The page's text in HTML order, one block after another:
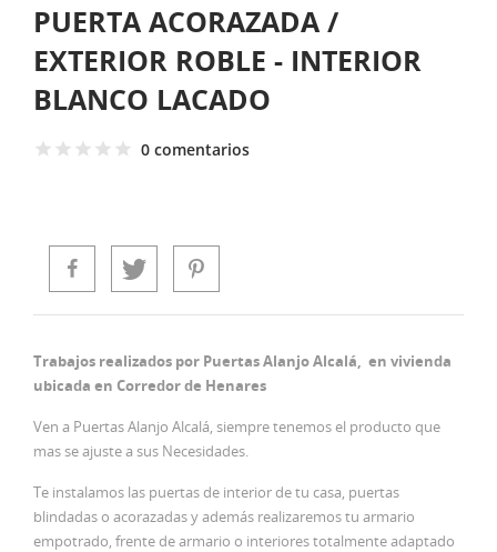
PUERTA ACORAZADA /
EXTERIOR ROBLE - INTERIOR
BLANCO LACADO
0 comentarios
Trabajos realizados por Puertas Alanjo Alcalá, en vivienda
ubicada en Corredor de Henares
Ven a Puertas Alanjo Alcalá, siempre tenemos el producto que
mas se ajuste a sus Necesidades.
Te instalamos las puertas de interior de tu casa, puertas
blindadas o acorazadas y además realizaremos tu armario
empotrado, frente de armario o interiores totalmente adaptado